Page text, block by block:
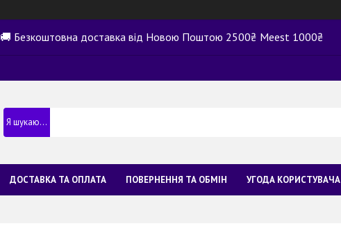
🚚 Безкоштовна доставка від Новою Поштою 2500₴ Meest 1000₴
ДОСТАВКА ТА ОПЛАТА ПОВЕРНЕННЯ ТА ОБМІН УГОДА КОРИСТУВАЧА